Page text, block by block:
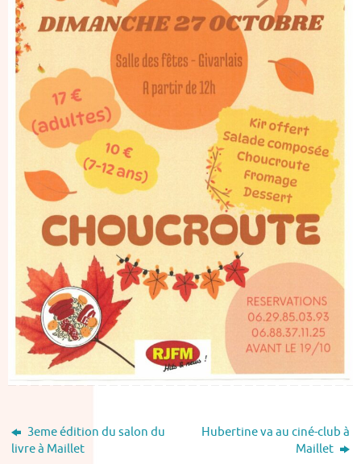
3eme édition du salon du
livre à Maillet
Hubertine va au ciné-club à
Maillet